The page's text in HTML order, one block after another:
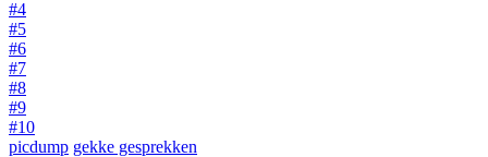
#4
#5
#6
#7
#8
#9
#10
picdump gekke gesprekken